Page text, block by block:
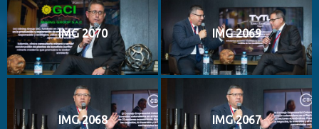
IMG 2070 IMG 2069
IMG 2068 IMG 2067